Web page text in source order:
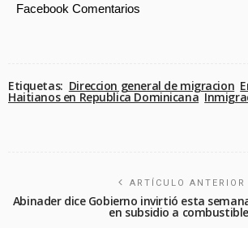
Facebook Comentarios
Etiquetas: Direccion general de migracion
Haitianos en Republica Dominicana
ARTÍCULO ANTERIOR
Abinader dice Gobierno invirtió esta
en subsidio a